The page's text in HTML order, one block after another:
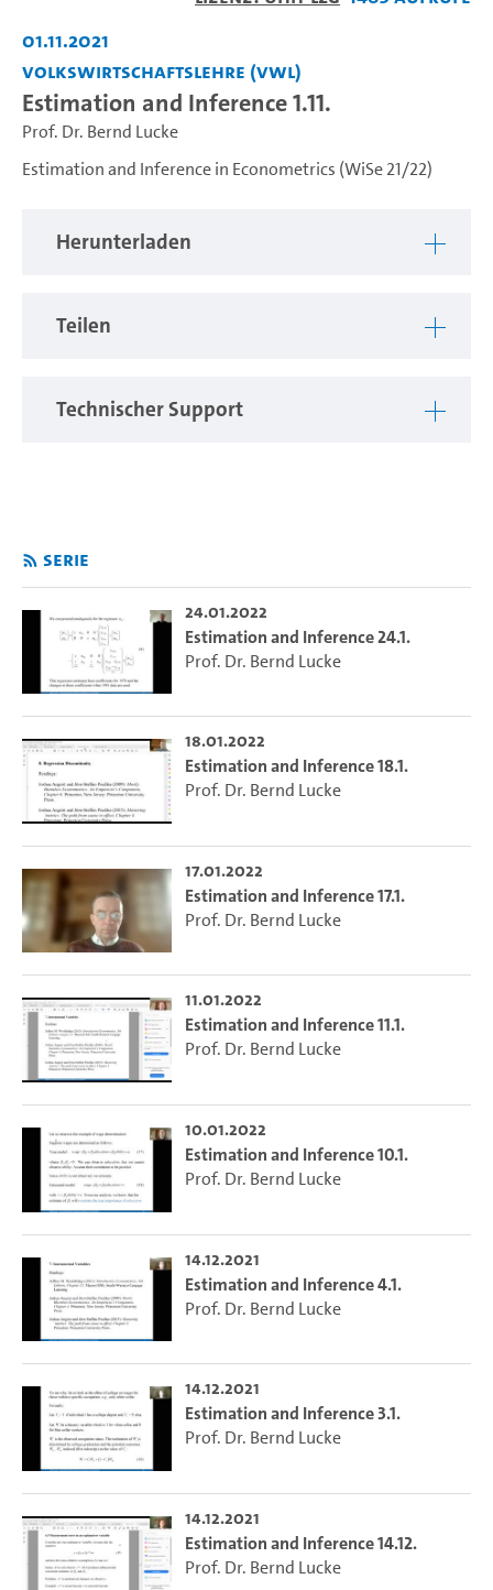
01.11.2021
Volkswirtschaftslehre (VWL)
Estimation and Inference 1.11.
Prof. Dr. Bernd Lucke
Estimation and Inference in Econometrics (WiSe 21/22)
Herunterladen
Teilen
Technischer Support
Serie
24.01.2022
Estimation and Inference 24.1.
Prof. Dr. Bernd Lucke
18.01.2022
Estimation and Inference 18.1.
Prof. Dr. Bernd Lucke
17.01.2022
Estimation and Inference 17.1.
Prof. Dr. Bernd Lucke
11.01.2022
Estimation and Inference 11.1.
Prof. Dr. Bernd Lucke
10.01.2022
Estimation and Inference 10.1.
Prof. Dr. Bernd Lucke
14.12.2021
Estimation and Inference 4.1.
Prof. Dr. Bernd Lucke
14.12.2021
Estimation and Inference 3.1.
Prof. Dr. Bernd Lucke
14.12.2021
Estimation and Inference 14.12.
Prof. Dr. Bernd Lucke